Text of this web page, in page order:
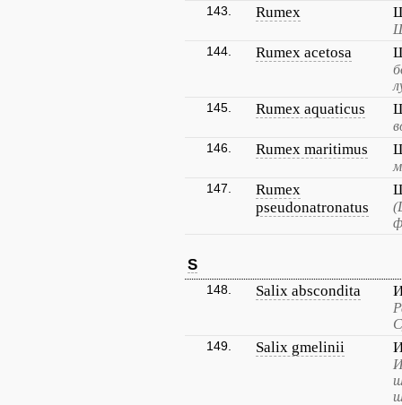
143. Rumex
144. Rumex acetosa
145. Rumex aquaticus
146. Rumex maritimus
147.
Rumex
pseudonatronatus
S
148. Salix abscondita
149. Salix gmelinii